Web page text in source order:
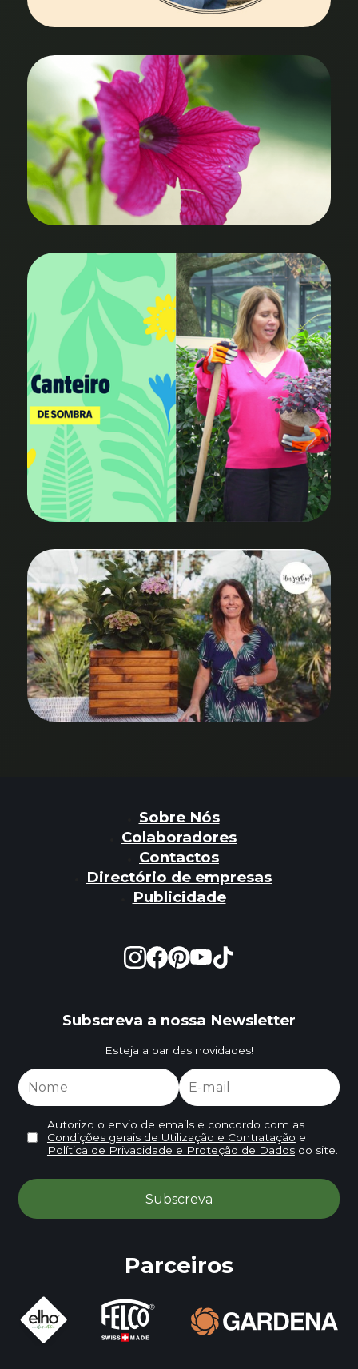
Sobre Nós
Colaboradores
Contactos
Directório de empresas
Publicidade
Subscreva a nossa Newsletter
Esteja a par das novidades!
Autorizo o envio de emails e concordo com as
Condições gerais de Utilização e Contratação e
Política de Privacidade e Proteção de Dadosdo site.
Parceiros